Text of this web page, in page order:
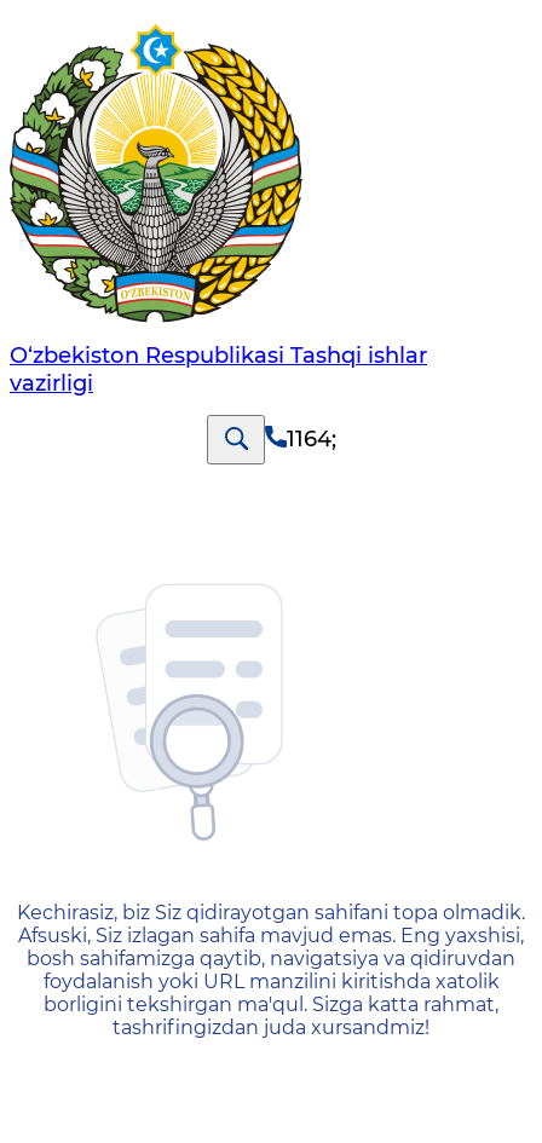
O‘zbеkistоn Rеspublikаsi Tashqi ishlаr
vаzirligi
1164;
404 — Страница не
Kechirasiz, biz Siz qidirayotgan sahifani topa olmadik.
Afsuski, Siz izlagan sahifa mavjud emas. Eng yaxshisi,
bosh sahifamizga qaytib, navigatsiya va qidiruvdan
foydalanish yoki URL manzilini kiritishda xatolik
borligini tekshirgan ma'qul. Sizga katta rahmat,
tashrifingizdan juda xursandmiz!